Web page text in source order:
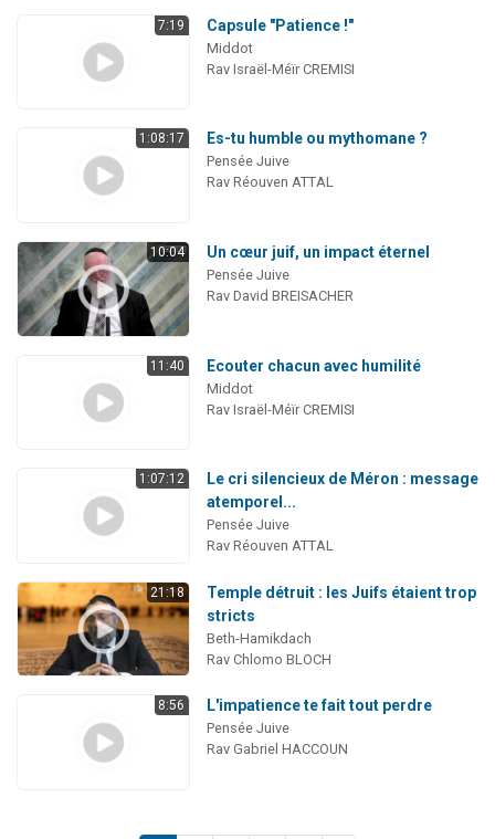
7:19 Capsule "Patience !"
Middot
Rav Israël-Méïr CREMISI
1:08:17 Es-tu humble ou mythomane ?
Pensée Juive
Rav Réouven ATTAL
10:04 Un cœur juif, un impact éternel
Pensée Juive
Rav David BREISACHER
11:40 Ecouter chacun avec humilité
Middot
Rav Israël-Méïr CREMISI
1:07:12
Le cri silencieux de Méron : message
atemporel...
Pensée Juive
Rav Réouven ATTAL
21:18
Temple détruit : les Juifs étaient trop
stricts
Beth-Hamikdach
Rav Chlomo BLOCH
8:56 L'impatience te fait tout perdre
Pensée Juive
Rav Gabriel HACCOUN